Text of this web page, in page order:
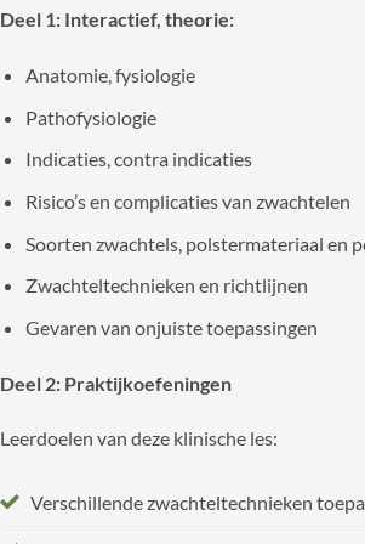
Deel 1: Interactief, theorie:
Anatomie, fysiologie
Pathofysiologie
Indicaties, contra indicaties
Risico’s en complicaties van zwachtelen
Soorten zwachtels, polstermateriaal en
Zwachteltechnieken en richtlijnen
Gevaren van onjuiste toepassingen
Deel 2: Praktijkoefeningen
Leerdoelen van deze klinische les:
Verschillende zwachteltechnieken